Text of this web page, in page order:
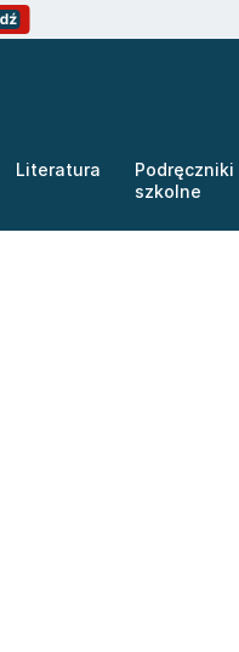
Literatura
Podręczniki
szkolne